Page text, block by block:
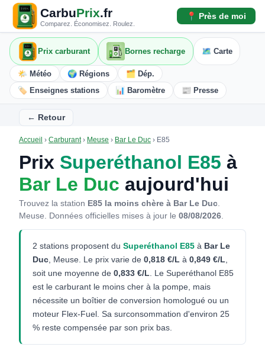
CarbuPrix.fr
Comparez. Économisez. Roulez.
📍 Près de moi
Prix carburant Bornes recharge 🗺️ Carte
🌤️ Météo 🌍 Régions
🗂️ Dép.
🏷️ Enseignes stations
📊 Baromètre 📰 Presse
← Retour
Accueil › Carburant› Meuse › Bar Le Duc › E85
Prix Superéthanol E85 à
Bar Le Duc aujourd'hui
Trouvez la station E85 la moins chère à Bar Le Duc.
Meuse. Données officielles mises à jour le 08/08/2026.
2 stations proposent du Superéthanol E85 à Bar Le
Duc, Meuse. Le prix varie de 0,818 €/L à 0,849 €/L,
soit une moyenne de 0,833 €/L. Le Superéthanol E85
est le carburant le moins cher à la pompe, mais
nécessite un boîtier de conversion homologué ou un
moteur Flex-Fuel. Sa surconsommation d'environ 25
% reste compensée par son prix bas.